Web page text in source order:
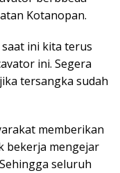
Kotanopan.
ini kita terus
ini. Segera
tersangka sudah
memberikan
bekerja mengejar
seluruh